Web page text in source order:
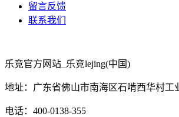
留言反馈
联系我们
乐竞官方网站_乐竞lejing(中国)
地址：广东省佛山市南海区石啃西华村工
电话：400-0138-355